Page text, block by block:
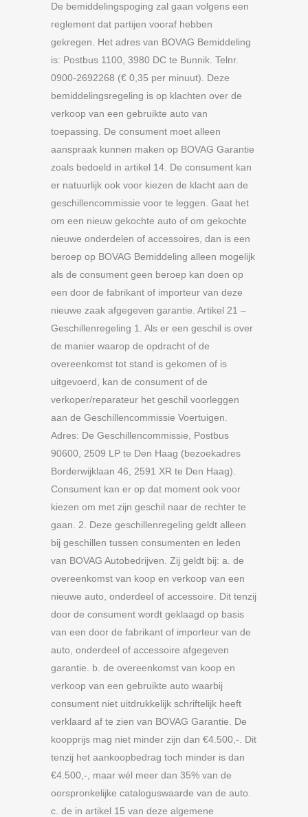
De bemiddelingspoging zal gaan volgens een
reglement dat partijen vooraf hebben
gekregen. Het adres van BOVAG Bemiddeling
is: Postbus 1100, 3980 DC te Bunnik. Telnr.
0900-2692268 (€ 0,35 per minuut). Deze
bemiddelingsregeling is op klachten over de
verkoop van een gebruikte auto van
toepassing. De consument moet alleen
aanspraak kunnen maken op BOVAG Garantie
zoals bedoeld in artikel 14. De consument kan
er natuurlijk ook voor kiezen de klacht aan de
geschillencommissie voor te leggen. Gaat het
om een nieuw gekochte auto of om gekochte
nieuwe onderdelen of accessoires, dan is een
beroep op BOVAG Bemiddeling alleen mogelijk
als de consument geen beroep kan doen op
een door de fabrikant of importeur van deze
nieuwe zaak afgegeven garantie. Artikel 21 –
Geschillenregeling 1. Als er een geschil is over
de manier waarop de opdracht of de
overeenkomst tot stand is gekomen of is
uitgevoerd, kan de consument of de
verkoper/reparateur het geschil voorleggen
aan de Geschillencommissie Voertuigen.
Adres: De Geschillencommissie, Postbus
90600, 2509 LP te Den Haag (bezoekadres
Borderwijklaan 46, 2591 XR te Den Haag).
Consument kan er op dat moment ook voor
kiezen om met zijn geschil naar de rechter te
gaan. 2. Deze geschillenregeling geldt alleen
bij geschillen tussen consumenten en leden
van BOVAG Autobedrijven. Zij geldt bij: a. de
overeenkomst van koop en verkoop van een
nieuwe auto, onderdeel of accessoire. Dit tenzij
door de consument wordt geklaagd op basis
van een door de fabrikant of importeur van de
auto, onderdeel of accessoire afgegeven
garantie. b. de overeenkomst van koop en
verkoop van een gebruikte auto waarbij
consument niet uitdrukkelijk schriftelijk heeft
verklaard af te zien van BOVAG Garantie. De
koopprijs mag niet minder zijn dan €4.500,-. Dit
tenzij het aankoopbedrag toch minder is dan
€4.500,-, maar wél meer dan 35% van de
oorspronkelijke cataloguswaarde van de auto.
c. de in artikel 15 van deze algemene